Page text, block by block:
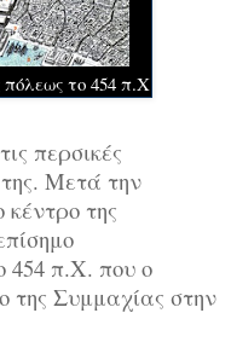
το 454 π.Χ
περσικές
της. Μετά την
της
454 π.Χ. που ο
της Συμμαχίας στην